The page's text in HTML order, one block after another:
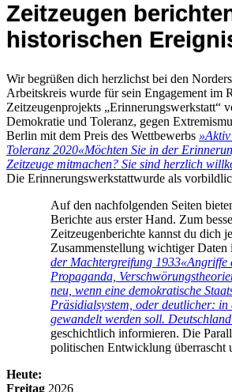
Zeitzeugen
historischen
Wir begrüßen dich herzlichst bei den
Arbeitskreis wurde für sein Engagement im
Zeitzeugenprojekts „Erinnerungswerkstatt“
Demokratie und Toleranz, gegen
Berlin mit dem Preis des Wettbewerbs
Toleranz 2020«Möchten Sie in der
Zeitzeuge mitmachen? Sie sind herzlich
Die Erinnerungswerkstattwurde als
Auf den nachfolgenden Seiten
Berichte aus erster Hand. Zum
Zeitzeugenberichte kannst du dich
Zusammenstellung wichtiger Daten
der Machtergreifung 1933«Angriffe
Propaganda,
neu, wenn eine demokratische
Präsidialsystem, oder deutlicher:
gewandelt werden soll.
geschichtlich informieren. Die
politischen Entwicklung überrascht
Heute:
Freitag 2026